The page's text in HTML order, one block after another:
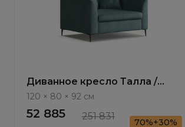
Диванное кресло Талла /
Talla ММ100.9
120 × 80 × 92 см
52 885
251 831
70%+30%